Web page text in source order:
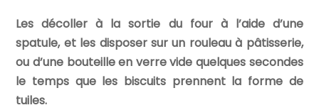
Les décoller à la sortie du four à l’aide d’une
spatule, et les disposer sur un rouleau à pâtisserie,
ou d’une bouteille en verre vide quelques secondes
le temps que les biscuits prennent la forme de
tuiles.